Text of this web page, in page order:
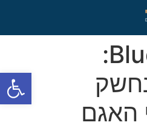
Blue Monfort:
האגם
פתח